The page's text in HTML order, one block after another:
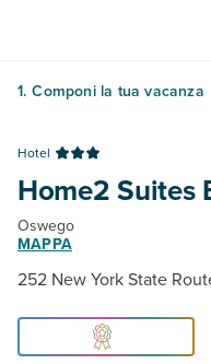
1. Componi la tua vacanza
Hotel
Home2 Suites
Oswego
MAPPA
252 New York State